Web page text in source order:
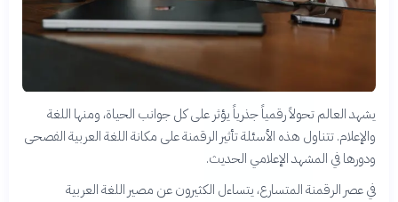
يشهد العالم تحولاً رقمياً جذرياً يؤثر على كل جوانب الحياة، ومنها اللغة
والإعلام. تتناول هذه الأسئلة تأثير الرقمنة على مكانة اللغة العربية الفصحى
ودورها في المشهد الإعلامي الحديث.
في عصر الرقمنة المتسارع، يتساءل الكثيرون عن مصير اللغة العربية